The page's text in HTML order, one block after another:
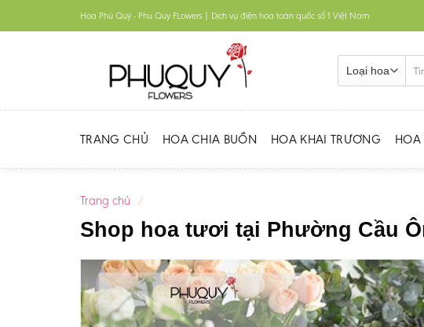
to
Hoa Phú Quý - Phu Quy FLowers | Dịch vụ điện hoa toàn quốc số 1 Việt Nam
TRANG CHỦ HOA CHIA BUỒN HOA KHAI TRƯƠNG HOA
Trang chủ /
Shop hoa tươi tại Phường Cầu